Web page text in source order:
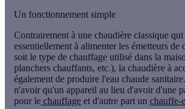
Un fonctionnement simple
Contrairement à une chaudière classique qui
essentiellement à alimenter les émetteurs de
soit le type de chauffage utilisé dans la
planchers chauffants, etc.), la chaudière à
également de produire l'eau chaude
n'avoir qu'un appareil au lieu d'avoir d'une
pour le chauffage et d'autre part un chauffe-